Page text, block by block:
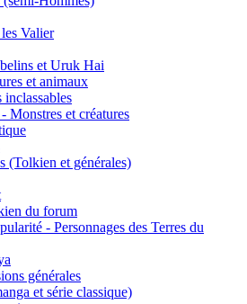
Valier
et Uruk Hai
et animaux
inclassables
Monstres et créatures
(Tolkien et générales)
du forum
- Personnages des Terres du
générales
et série classique)